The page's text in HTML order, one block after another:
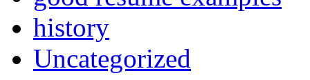
history
Uncategorized